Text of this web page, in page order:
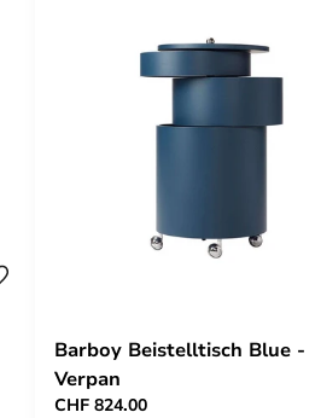
Barboy Beistelltisch Blue -
Verpan
CHF 824.00